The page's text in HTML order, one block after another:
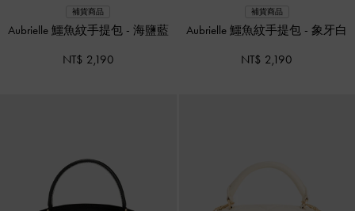
補貨商品
Aubrielle 鱷魚紋手提包 - 海鹽藍
NT$ 2,190
補貨商品
Aubrielle 鱷魚紋手提包 -象牙白
NT$ 2,190